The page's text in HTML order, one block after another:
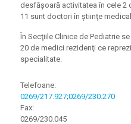
desfăşoară activitatea în cele 2
11 sunt doctori în ştiinţe
În Secţiile Clinice de Pediatrie
20 de medici rezidenţi ce
specialitate.
Telefoane:
0269/217.927;0269/230.270
Fax:
0269/230.045